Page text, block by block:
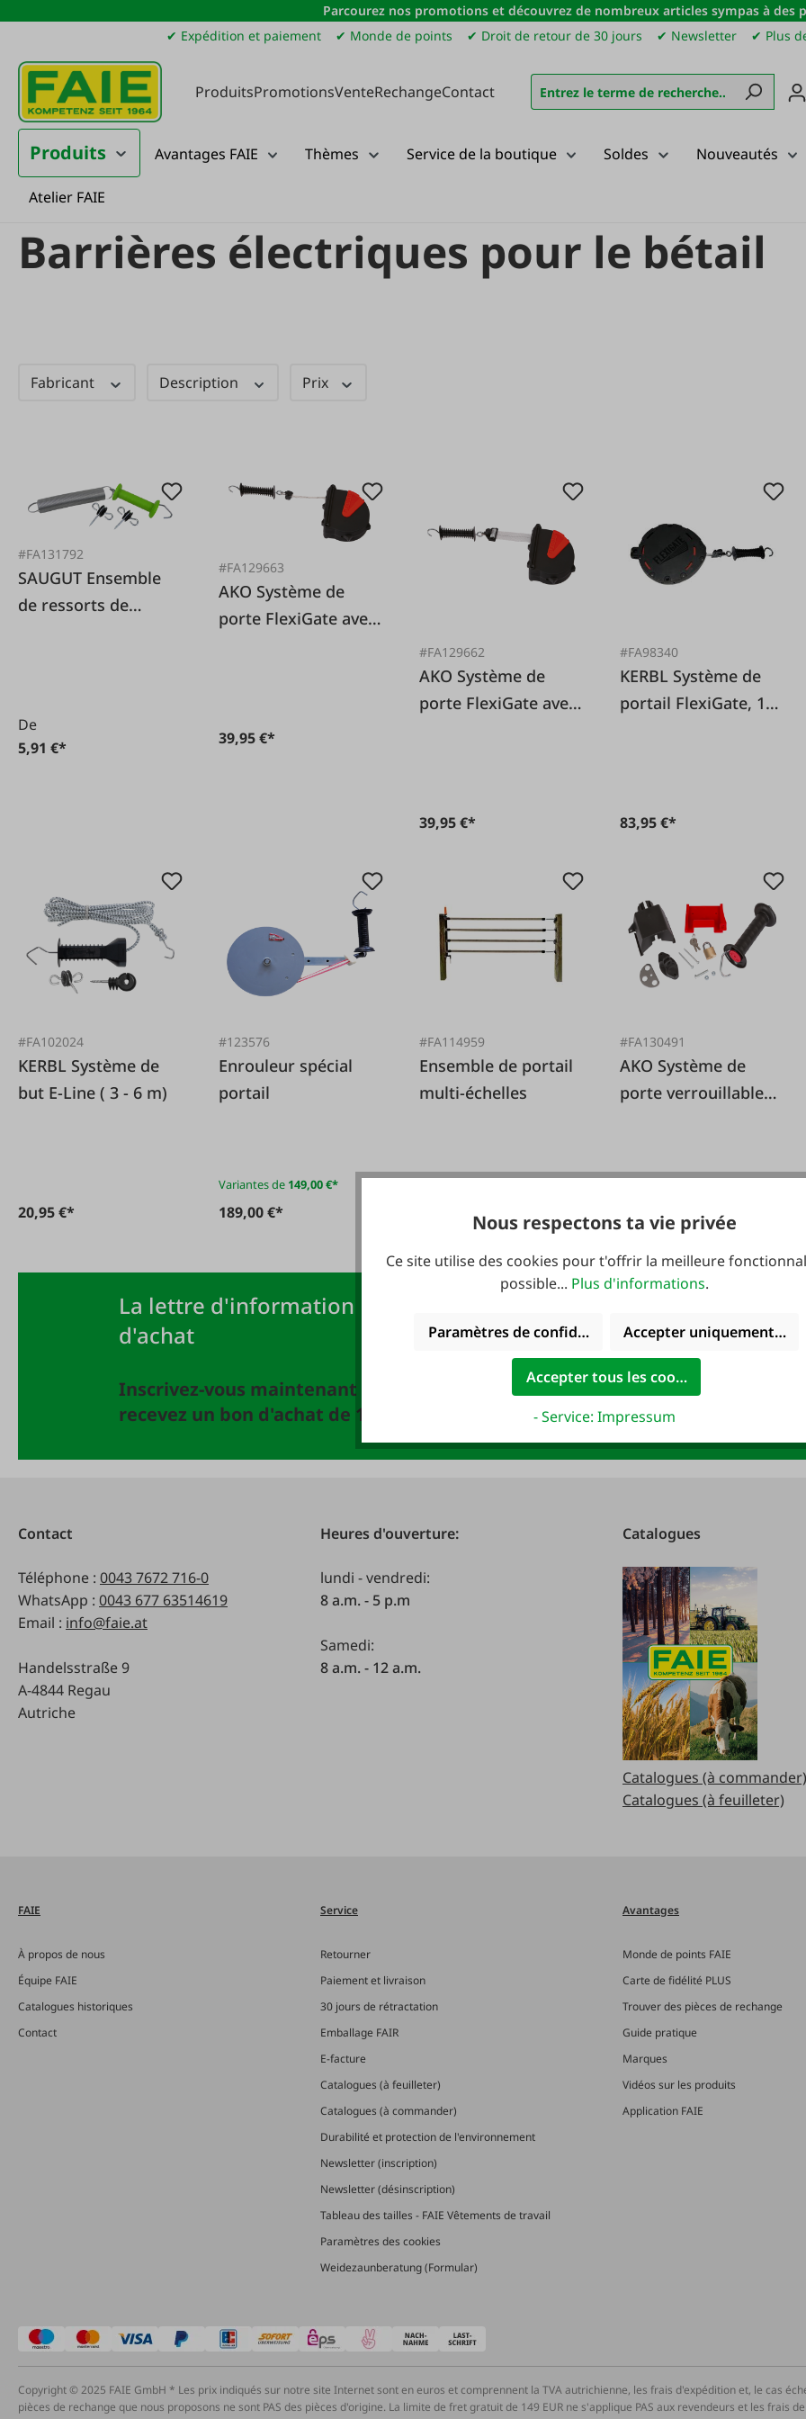
au contenu principal
Passer à la recherche
Passer à la navigation principale
Parcourez nos promotions et découvrez de nombreux articles sympas à des
✔ Expédition et paiement
✔ Monde de points ✔ Droit de retour de 30 jours ✔ Newsletter ✔ Plus
ProduitsPromotionsVenteRechangeContact
Produits Avantages FAIE Thèmes Service de la boutique Soldes Nouveautés
Atelier FAIE
Produits Clôture de pâturage
Barrières électriques pour le bétail
Fabricant Description Prix
#FA131792
SAUGUT Ensemble
de ressorts de
De
5,91 €*
#FA129663
AKO Système de
porte FlexiGate avec
39,95 €*
#FA129662
AKO Système de
porte FlexiGate avec
39,95 €*
#FA98340
KERBL Système de
portail FlexiGate, 19
83,95 €*
#FA102024
KERBL Système de
but E-Line ( 3 - 6 m)
20,95 €*
#123576
Enrouleur spécial
portail
Variantes de 149,00 €*
189,00 €*
#FA114959
Ensemble de portail
multi-échelles
99,95 €*
#FA130491
AKO Système de
porte verrouillable
19,95 €*
La lettre d'information FAIE : 10 € de bon
d'achat
Inscrivez-vous maintenant à la newsletter FAIE et
recevez un bon d'achat de 10 EUR !
Adresse e-mail
Contact
Téléphone : 0043 7672 716-0
WhatsApp : 0043 677 63514619
Email : info@faie.at
Handelsstraße 9
A-4844 Regau
Autriche
Heures d'ouverture:
lundi - vendredi:
8 a.m. - 5 p.m
Samedi:
8 a.m. - 12 a.m.
Catalogues
Catalogues (à commander)
Catalogues (à feuilleter)
FAIE
À propos de nous
Équipe FAIE
Catalogues historiques
Contact
Service
Retourner
Paiement et livraison
30 jours de rétractation
Emballage FAIR
E-facture
Catalogues (à feuilleter)
Catalogues (à commander)
Durabilité et protection de l'environnement
Newsletter (inscription)
Newsletter (désinscription)
Tableau des tailles - FAIE Vêtements de travail
Paramètres des cookies
Weidezaunberatung (Formular)
Avantages
Monde de points FAIE
Carte de fidélité PLUS
Trouver des pièces de rechange
Guide pratique
Marques
Vidéos sur les produits
Application FAIE
Copyright © 2025 FAIE GmbH * Les prix indiqués sur notre site Internet sont en euros et comprennent la TVA autrichienne, les frais d'expédition et, le cas
pièces de rechange que nous proposons ne sont PAS des pièces d'origine. La limite de fret gratuit de 149 EUR ne s'applique PAS aux revendeurs et les
Nous respectons ta vie privée
Ce site utilise des cookies pour t'offrir la meilleure
possible... Plus d'informations.
Paramètres de confidentialitéAccepter uniquement les
Accepter tous les cookies
- Service: Impressum